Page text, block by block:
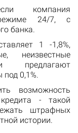
компания
24/7, с
банка.
1 -1,8%,
неизвестные
предлагают
0,1%.
возможность
- такой
штрафных
истории.